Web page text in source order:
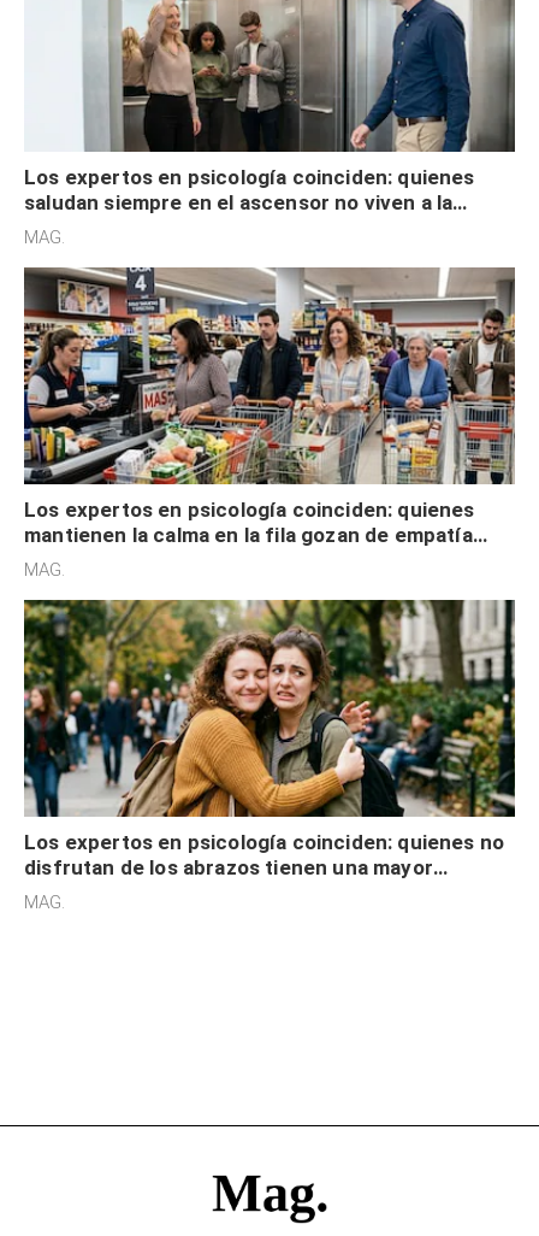
Los expertos en psicología coinciden: quienes
saludan siempre en el ascensor no viven a la
defensiva y tienen apertura social
MAG.
Los expertos en psicología coinciden: quienes
mantienen la calma en la fila gozan de empatía
cognitiva, gratitud y no solo tienen autocontrol
MAG.
Los expertos en psicología coinciden: quienes no
disfrutan de los abrazos tienen una mayor
sensibilidad a los estímulos físicos y no es por
MAG.